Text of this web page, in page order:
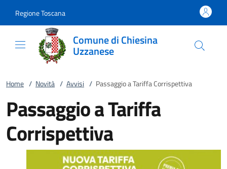
Regione Toscana
Comune di Chiesina
Uzzanese
Home / Novità / Avvisi / Passaggio a Tariffa Corrispettiva
Passaggio a Tariffa
Corrispettiva